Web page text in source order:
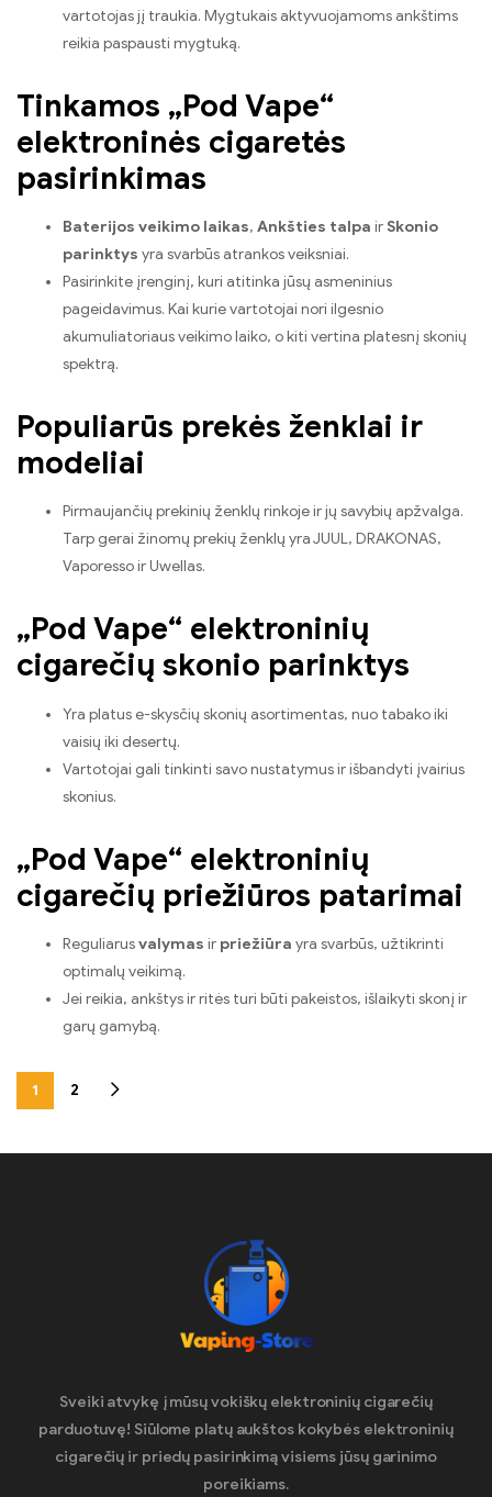
vartotojas jį traukia. Mygtukais aktyvuojamoms ankštims
reikia paspausti mygtuką.
Tinkamos „Pod Vape“
elektroninės cigaretės
pasirinkimas
Baterijos veikimo laikas, Ankšties talpa irSkonio
parinktys yra svarbūs atrankos veiksniai.
Pasirinkite įrenginį, kuri atitinka jūsų asmeninius
pageidavimus. Kai kurie vartotojai nori ilgesnio
akumuliatoriaus veikimo laiko, o kiti vertina platesnį skonių
spektrą.
Populiarūs prekės ženklai ir
modeliai
Pirmaujančių prekinių ženklų rinkoje ir jų savybių apžvalga.
Tarp gerai žinomų prekių ženklų yra JUUL, DRAKONAS,
Vaporesso ir Uwellas.
„Pod Vape“ elektroninių
cigarečių skonio parinktys
Yra platus e-skysčių skonių asortimentas, nuo tabako iki
vaisių iki desertų.
Vartotojai gali tinkinti savo nustatymus ir išbandyti įvairius
skonius.
„Pod Vape“ elektroninių
cigarečių priežiūros patarimai
Reguliarusvalymas ir priežiūra yra svarbūs, užtikrinti
optimalų veikimą.
Jei reikia, ankštys ir ritės turi būti pakeistos, išlaikyti skonį ir
garų gamybą.
1 2
Sveiki atvykę į mūsų vokiškų elektroninių cigarečių
parduotuvę! Siūlome platų aukštos kokybės elektroninių
cigarečių ir priedų pasirinkimą visiems jūsų garinimo
poreikiams.